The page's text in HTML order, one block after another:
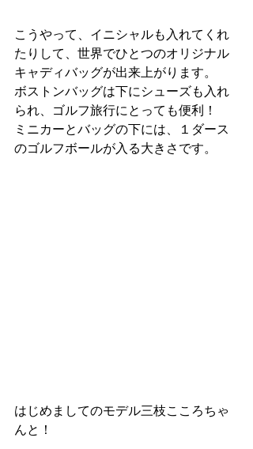
こうやって、イニシャルも入れてくれ
たりして、世界でひとつのオリジナル
キャディバッグが出来上がります。
ボストンバッグは下にシューズも入れ
られ、ゴルフ旅行にとっても便利！
ミニカーとバッグの下には、１ダース
のゴルフボールが入る大きさです。
はじめましてのモデル三枝こころちゃ
んと！